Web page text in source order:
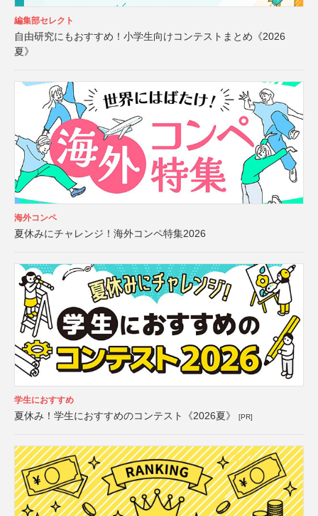
編集部セレクト
自由研究にもおすすめ！小学生向けコンテストまとめ《2026
夏》
海外コンペ
夏休みにチャレンジ！海外コンペ特集2026
学生におすすめ
夏休み！学生におすすめのコンテスト《2026夏》 [PR]